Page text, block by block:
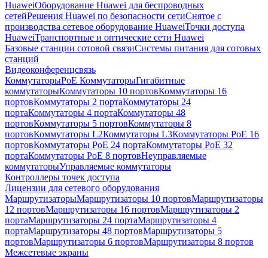
HuaweiОборудование Huawei для беспроводных
сетейРешения Huawei по безопасности сетиСнятое с
производства сетевое оборудование HuaweiТочки доступа
HuaweiТранспортные и оптические сети Huawei
Базовые станции сотовой связиСистемы питания для сотовых
станций
Видеоконференцсвязь
КоммутаторыPoE КоммутаторыГигабитные
коммутаторыКоммутаторы 10 портовКоммутаторы 16
портовКоммутаторы 2 портаКоммутаторы 24
портаКоммутаторы 4 портаКоммутаторы 48
портовКоммутаторы 5 портовКоммутаторы 8
портовКоммутаторы L2Коммутаторы L3Коммутаторы PoE 16
портовКоммутаторы PoE 24 портаКоммутаторы PoE 32
портаКоммутаторы PoE 8 портовНеуправляемые
коммутаторыУправляемые коммутаторы
Контроллеры точек доступа
Лицензии для сетевого оборудования
МаршрутизаторыМаршрутизаторы 10 портовМаршрутизаторы
12 портовМаршрутизаторы 16 портовМаршрутизаторы 2
портаМаршрутизаторы 24 портаМаршрутизаторы 4
портаМаршрутизаторы 48 портовМаршрутизаторы 5
портовМаршрутизаторы 6 портовМаршрутизаторы 8 портов
Межсетевые экраны